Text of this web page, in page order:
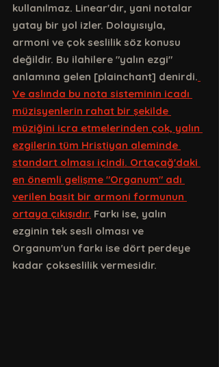
kullanılmaz. Linear'dır, yani notalar
yatay bir yol izler. Dolayısıyla,
armoni ve çok seslilik söz konusu
değildir. Bu ilahilere "yalın ezgi"
anlamına gelen [plainchant] denirdi.
Ve aslında bu nota sisteminin icadı
müzisyenlerin rahat bir şekilde
müziğini icra etmelerinden çok, yalın
ezgilerin tüm Hristiyan aleminde
standart olması içindi. Ortaçağ'daki
en önemli gelişme "Organum" adı
verilen basit bir armoni formunun
ortaya çıkışıdır. Farkı ise, yalın
ezginin tek sesli olması ve
Organum'un farkı ise dört perdeye
kadar çokseslilik vermesidir.